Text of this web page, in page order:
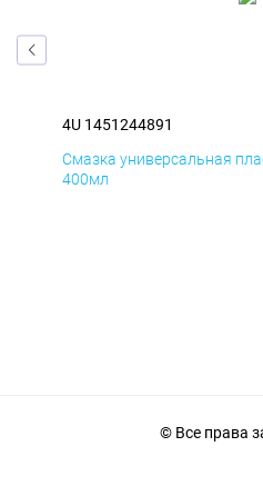
4U 1451244891
Смазка универсальная
400мл
© Все права